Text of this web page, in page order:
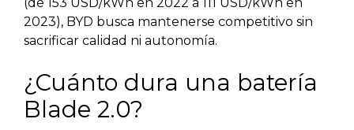
2023), BYD busca mantenerse competitivo sin
sacrificar calidad ni autonomía.
¿Cuánto dura una batería
Blade 2.0?